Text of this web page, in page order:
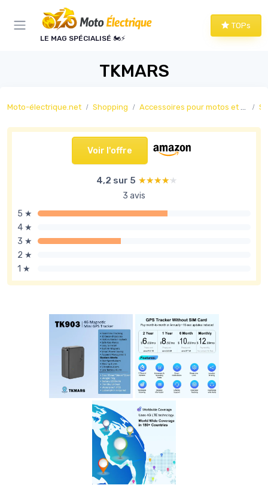
LE MAG SPÉCIALISÉ 🏍️⚡
TOPs
TKMARS
Moto-électrique.net Shopping Accessoires pour motos et scooters électriques
Voir l'offre
4,2 sur 5 ★★★★★
★★★★★
3 avis
5 ★
4 ★
3 ★
2 ★
1 ★
Panneau de gestion des cookies